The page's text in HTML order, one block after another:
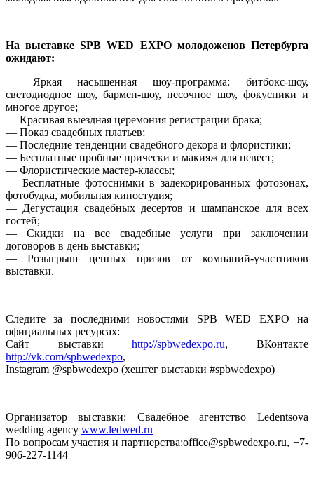
На выставке SPB WED EXPO молодоженов Петербурга
ожидают:
— Яркая насыщенная шоу-программа: битбокс-шоу,
светодиодное шоу, бармен-шоу, песочное шоу, фокусники и
многое другое;
— Красивая выездная церемония регистрации брака;
— Показ свадебных платьев;
— Последние тенденции свадебного декора и флористики;
— Бесплатные пробные прически и макияж для невест;
— Флористические мастер-классы;
— Бесплатные фотоснимки в задекорированных фотозонах,
фотобудка, мобильная киностудия;
— Дегустация свадебных десертов и шампанское для всех
гостей;
— Скидки на все свадебные услуги при заключении
договоров в день выставки;
— Розыгрыш ценных призов от компаний-участников
выставки.
Следите за последними новостями SPB WED EXPO на
официальных ресурсах:
Сайт выставкиhttp://spbwedexpo.ru, ВКонтакте
http://vk.com/spbwedexpo,
Instagram @spbwedexpo (хештег выставки #spbwedexpo)
Организатор выставки: Свадебное агентство Ledentsova
wedding agency www.ledwed.ru
По вопросам участия и партнерства:office@spbwedexpo.ru, +7-
906-227-1144